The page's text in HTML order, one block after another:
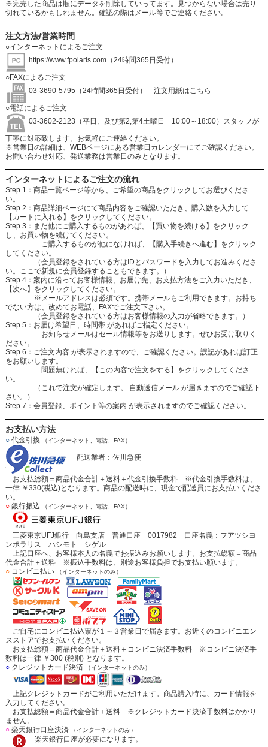
※完売した商品は順にデータを削除していってます。見つからない場合は売り
切れているかもしれません。確認の際はメール等でご連絡ください。
注文方法/営業時間
○インターネットによるご注文
https://www.fpolaris.com（24時間365日受付）
○FAXによるご注文
03-3690-5795（24時間365日受付）
注文用紙はこちら
○電話によるご注文
03-3602-2123（平日、及び第2,第4土曜日 10:00～18:00）スタッフが
丁寧に対応致します。お気軽にご連絡ください。
※営業日の詳細は、WEBページにある営業日カレンダーにてご確認ください。
お問い合わせ対応、発送業務は営業日のみとなります。
インターネットによるご注文の流れ
Step.1：商品一覧ページ等から、ご希望の商品をクリックしてお選びくださ
い。
Step.2：商品詳細ページにて商品内容をご確認いただき、購入数を入力して
【カートに入れる】をクリックしてください。
Step.3：まだ他にご購入するものがあれば、【買い物を続ける】をクリック
し、お買い物を続けてください。
ご購入するものが他になければ、【購入手続きへ進む】をクリック
してください。
（会員登録をされている方はIDとパスワードを入力してお進みくださ
い。ここで新規に会員登録することもできます。）
Step.4：案内に沿ってお客様情報、お届け先、お支払方法をご入力いただき、
【次へ】をクリックしてください。
※メールアドレスは必須です。携帯メールもご利用できます。お持ち
でない方は、改めてお電話、FAXでご注文下さい。
（会員登録をされている方はお客様情報の入力が省略できます。）
Step.5：お届け希望日、時間帯 があればご指定ください。
お知らせメールはセール情報等をお送りします。ぜひお受け取りく
ださい。
Step.6：ご注文内容 が表示されますので、ご確認ください。誤記があれば訂正
をお願いします。
問題無ければ、【この内容で注文をする】をクリックしてくださ
い。
（これで注文が確定します。 自動送信メール が届きますのでご確認下
さい。）
Step.7：会員登録、ポイント等の案内 が表示されますのでご確認ください。
お支払い方法
○代金引換 （インターネット、電話、FAX）
配送業者：佐川急便
お支払総額＝商品代金合計＋送料＋代金引換手数料 ※代金引換手数料は、
一律 ￥330(税込)となります。商品の配送時に、現金で配送員にお支払いくださ
い。
○銀行振込 （インターネット、電話、FAX）
三菱東京UFJ銀行 向島支店 普通口座 0017982 口座名義：フアツシヨ
ンポラリス ハシモト シゲル
上記口座へ、お客様本人の名義でお振込みお願いします。お支払総額＝商品
代金合計＋送料 ※振込手数料は、別途お客様負担でお支払い願います。
○コンビニ払い （インターネットのみ）
ご自宅にコンビニ払込票が１～３営業日で届きます。お近くのコンビニエン
スストアでお支払いください。
お支払総額＝商品代金合計＋送料＋コンビニ決済手数料 ※コンビニ決済手
数料は一律 ￥300 (税別) となります。
○クレジットカード決済 （インターネットのみ）
上記クレジットカードがご利用いただけます。商品購入時に、カード情報を
入力してください。
お支払総額＝商品代金合計＋送料 ※クレジットカード決済手数料はかかり
ません。
○楽天銀行口座決済 （インターネットのみ）
楽天銀行口座が必要になります。